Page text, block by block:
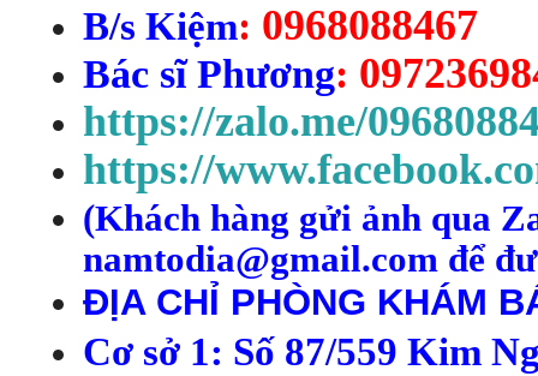
B/s Kiệm: 0968088467
Bác sĩ Phương:
https://zalo.me/
https://
(Khách hàng gửi ảnh qua
namtodia@gmail.com để
ĐỊA CHỈ PHÒNG KHÁM
Cơ sở 1: Số 87/559 Kim